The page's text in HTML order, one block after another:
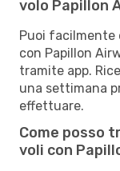
volo Papillon
Puoi facilmente
con Papillon
tramite app.
una settimana
effettuare.
Come posso
voli con